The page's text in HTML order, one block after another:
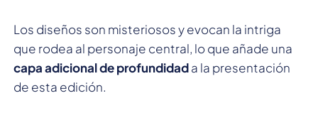
Los diseños son misteriosos y evocan la intriga
que rodea al personaje central, lo que añade una
capa adicional de profundidada la presentación
de esta edición.